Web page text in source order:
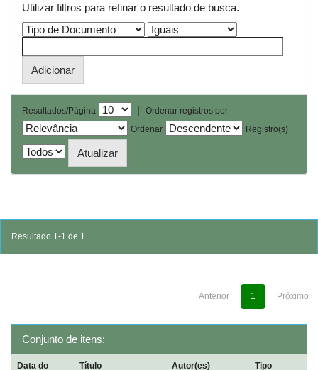
Utilizar filtros para refinar o resultado de busca.
Resultados/Página |
Ordenar registros por
Ordenar
Registro(s)
Resultado 1-1 de 1.
Anterior 1 Próximo
Conjunto de itens:
Data do
Título Autor(es) Tipo